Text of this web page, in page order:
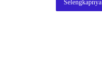
Selengkapnya